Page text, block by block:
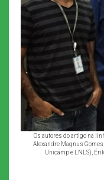
Os autores do artigo na
Alexandre Magnus
Unicamp e LNLS),